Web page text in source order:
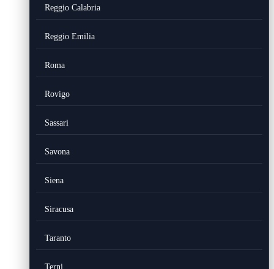
Reggio Calabria
Reggio Emilia
Roma
Rovigo
Sassari
Savona
Siena
Siracusa
Taranto
Terni